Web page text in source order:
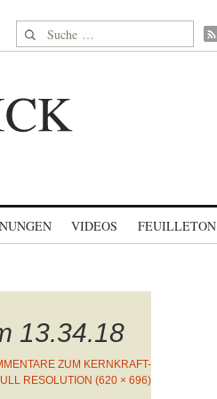
Suche nach:
VIDEOS FEUILLETON
13.34.18
ZUM KERNKRAFT-
RESOLUTION (620 × 696)